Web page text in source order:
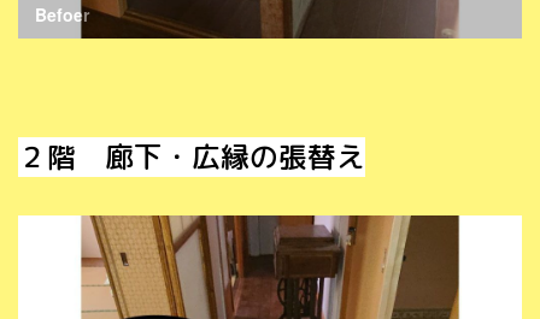
Befoer
２階 廊下・広縁の張替え